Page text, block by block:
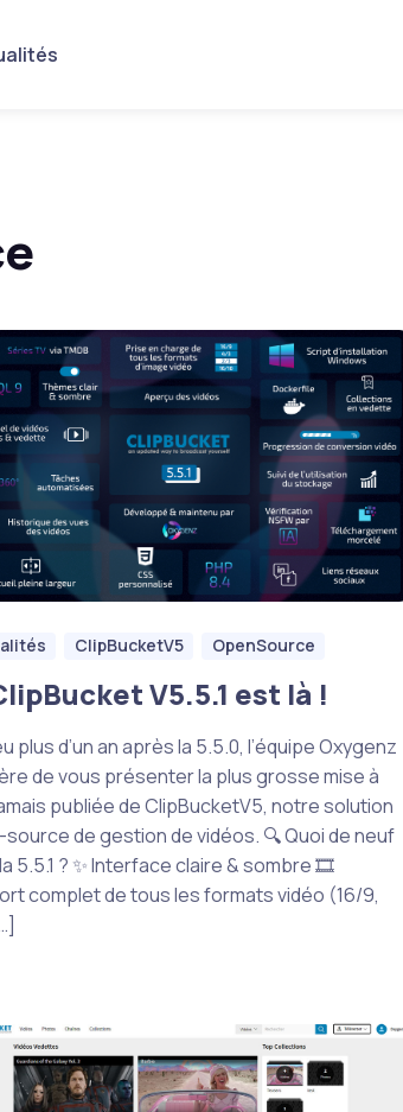
ClipBucketV5 OpenSource
V5.5.1 est là !
plus d’un an après la 5.5.0, l’équipe Oxygenz
de vous présenter la plus grosse mise à
publiée de ClipBucketV5, notre solution
de gestion de vidéos. 🔍 Quoi de neuf
5.5.1 ? ✨ Interface claire & sombre 🎞️
complet de tous les formats vidéo (16/9,